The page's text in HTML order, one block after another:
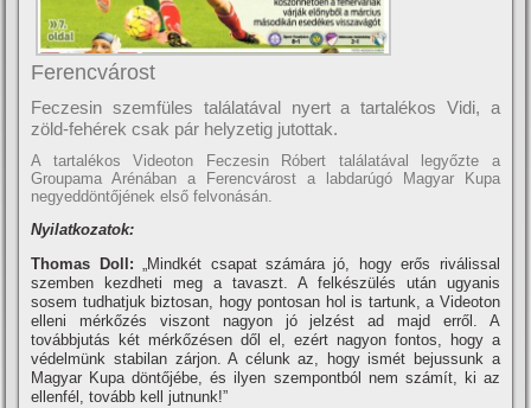
Ferencvárost
Feczesin szemfüles találatával nyert a tartalékos Vidi, a
zöld-fehérek csak pár helyzetig jutottak.
A tartalékos Videoton Feczesin Róbert találatával legyőzte a
Groupama Arénában a Ferencvárost a labdarúgó Magyar Kupa
negyeddöntőjének első felvonásán.
Nyilatkozatok:
Thomas Doll: „Mindkét csapat számára jó, hogy erős riválissal
szemben kezdheti meg a tavaszt. A felkészülés után ugyanis
sosem tudhatjuk biztosan, hogy pontosan hol is tartunk, a Videoton
elleni mérkőzés viszont nagyon jó jelzést ad majd erről. A
továbbjutás két mérkőzésen dől el, ezért nagyon fontos, hogy a
védelmünk stabilan zárjon. A célunk az, hogy ismét bejussunk a
Magyar Kupa döntőjébe, és ilyen szempontból nem számí­t, ki az
ellenfél, tovább kell jutnunk!”